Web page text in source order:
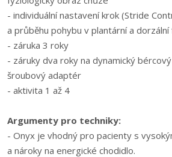
- individuální nastavení krok (Stride
a průběhu pohybu v plantární a dorzální
- záruka 3 roky
- záruky dva roky na dynamický
šroubový adaptér
- aktivita 1 až 4
Argumenty pro techniky:
- Onyx je vhodný pro pacienty s
a nároky na energické chodidlo.